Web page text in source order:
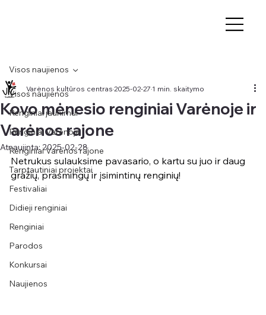
Visos naujienos
Renginiai jaunimui
Renginiai Varėnoje
Renginiai Varėnos rajone
Tarptautiniai projektai
Festivaliai
Didieji renginiai
Renginiai
Parodos
Konkursai
Naujienos
Visos naujienos
Kovo mėnesio renginiai Varėnoje ir
Varėnos rajone
Varėnos kultūros centras 2025-02-27 1 min. skaitymo
Atnaujinta:2025-02-28
Netrukus sulauksime pavasario, o kartu su juo ir daug
gražių, prasmingų ir įsimintinų renginių!